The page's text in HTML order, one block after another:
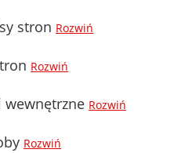
stron Rozwiń
Rozwiń
wewnętrzne Rozwiń
Rozwiń